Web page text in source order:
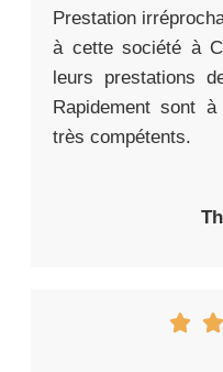
Prestation
à cette société à
leurs prestations
Rapidement sont
très compétents.